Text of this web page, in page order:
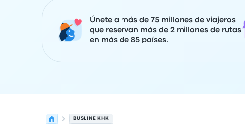
Únete a más de 75 millones de viajeros
que reservan más de 2 millones de rutas
en más de 85 países.
BUSLINE KHK